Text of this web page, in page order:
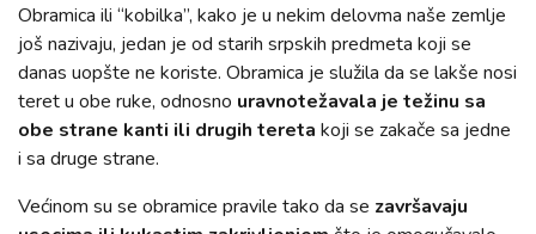
Obramica ili “kobilka”, kako je u nekim delovma naše zemlje
još nazivaju, jedan je od starih srpskih predmeta koji se
danas uopšte ne koriste. Obramica je služila da se lakše nosi
teret u obe ruke, odnosno uravnotežavala je težinu sa
obe strane kanti ili drugih tereta koji se zakače sa jedne
i sa druge strane.
Većinom su se obramice pravile tako da se završavaju